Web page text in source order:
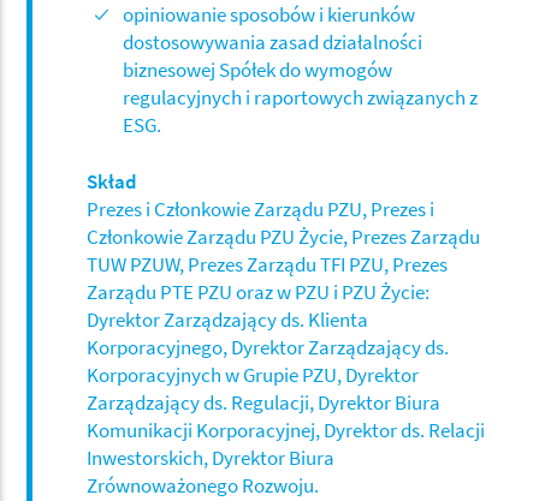
opiniowanie sposobów i kierunków
dostosowywania zasad działalności
biznesowej Spółek do wymogów
regulacyjnych i raportowych związanych z
ESG.
Skład
Prezes i Członkowie Zarządu PZU, Prezes i
Członkowie Zarządu PZU Życie, Prezes Zarządu
TUW PZUW, Prezes Zarządu TFI PZU, Prezes
Zarządu PTE PZU oraz w PZU i PZU Życie:
Dyrektor Zarządzający ds. Klienta
Korporacyjnego, Dyrektor Zarządzający ds.
Korporacyjnych w Grupie PZU, Dyrektor
Zarządzający ds. Regulacji, Dyrektor Biura
Komunikacji Korporacyjnej, Dyrektor ds. Relacji
Inwestorskich, Dyrektor Biura
Zrównoważonego Rozwoju.